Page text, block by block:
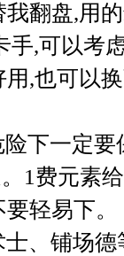
翻盘,用
手,可以考
,也可以
下一定
1费元素
轻易下。
、铺场